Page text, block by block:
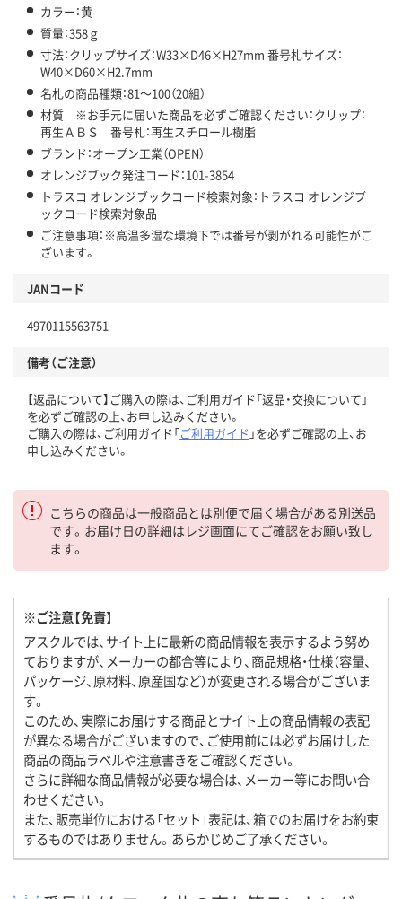
カラー：黄
質量：358ｇ
寸法：クリップサイズ：W33×D46×H27mm 番号札サイズ：
W40×D60×H2.7mm
名札の商品種類：81～100（20組）
材質 ※お手元に届いた商品を必ずご確認ください：クリップ：
再生ＡＢＳ 番号札：再生スチロール樹脂
ブランド：オープン工業（OPEN）
オレンジブック発注コード：101-3854
トラスコ オレンジブックコード検索対象：トラスコ オレンジブ
ックコード検索対象品
ご注意事項：※高温多湿な環境下では番号が剥がれる可能性がご
ざいます。
JANコード
4970115563751
備考（ご注意）
【返品について】ご購入の際は、ご利用ガイド「返品・交換について」
を必ずご確認の上、お申し込みください。
ご購入の際は、ご利用ガイド「ご利用ガイド 」を必ずご確認の上、お
申し込みください。
こちらの商品は一般商品とは別便で届く場合がある別送品
です。お届け日の詳細はレジ画面にてご確認をお願い致し
ます。
※ご注意【免責】
アスクルでは、サイト上に最新の商品情報を表示するよう努め
ておりますが、メーカーの都合等により、商品規格・仕様（容量、
パッケージ、原材料、原産国など）が変更される場合がございま
す。
このため、実際にお届けする商品とサイト上の商品情報の表記
が異なる場合がございますので、ご使用前には必ずお届けした
商品の商品ラベルや注意書きをご確認ください。
さらに詳細な商品情報が必要な場合は、メーカー等にお問い合
わせください。
また、販売単位における「セット」表記は、箱でのお届けをお約束
するものではありません。あらかじめご了承ください。